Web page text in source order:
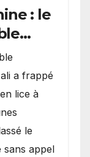
: le
a frappé
lice à
le
sans appel